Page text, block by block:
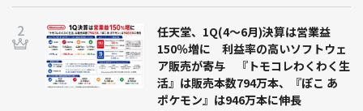
任天堂、1Q(4～6月)決算は営業益
150％増に 利益率の高いソフトウェ
ア販売が寄与 『トモコレわくわく生
活』は販売本数794万本、『ぽこ あ
ポケモン』は946万本に伸長